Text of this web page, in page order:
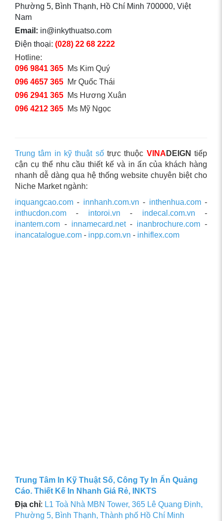
Phường 5, Bình Thạnh, Hồ Chí Minh 700000, Việt
Nam
Email: in@inkythuatso.com
Điện thoại: (028) 22 68 2222
Hotline:
096 9841 365 Ms Kim Quý
096 4657 365 Mr Quốc Thái
096 2941 365 Ms Hương Xuân
096 4212 365 Ms Mỹ Ngọc
Trung tâm in kỹ thuật sốtrực thuộc VINA DEIGN tiếp
cận cụ thể nhu cầu thiết kế và in ấn của khách hàng
nhanh dễ dàng qua hệ thống website chuyên biệt cho
Niche Market ngành:
inquangcao.com - innhanh.com.vn - inthenhua.com-
inthucdon.com - intoroi.vn - indecal.com.vn -
inantem.com - innamecard.net- inanbrochure.com -
inancatalogue.com - inpp.com.vn - inhiflex.com
Trung Tâm In Kỹ Thuật Số, Công Ty In Ấn Quảng
Cáo. Thiết Kế In Nhanh Giá Rẻ, INKTS
Địa chỉ: L1 Toà Nhà MBN Tower, 365 Lê Quang Định,
Phường 5, Bình Thạnh, Thành phố Hồ Chí Minh